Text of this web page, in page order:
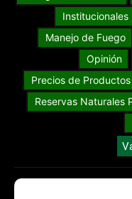
Institucionales
Manejo de Fuego
Opinión
Precios de
Reservas Naturales